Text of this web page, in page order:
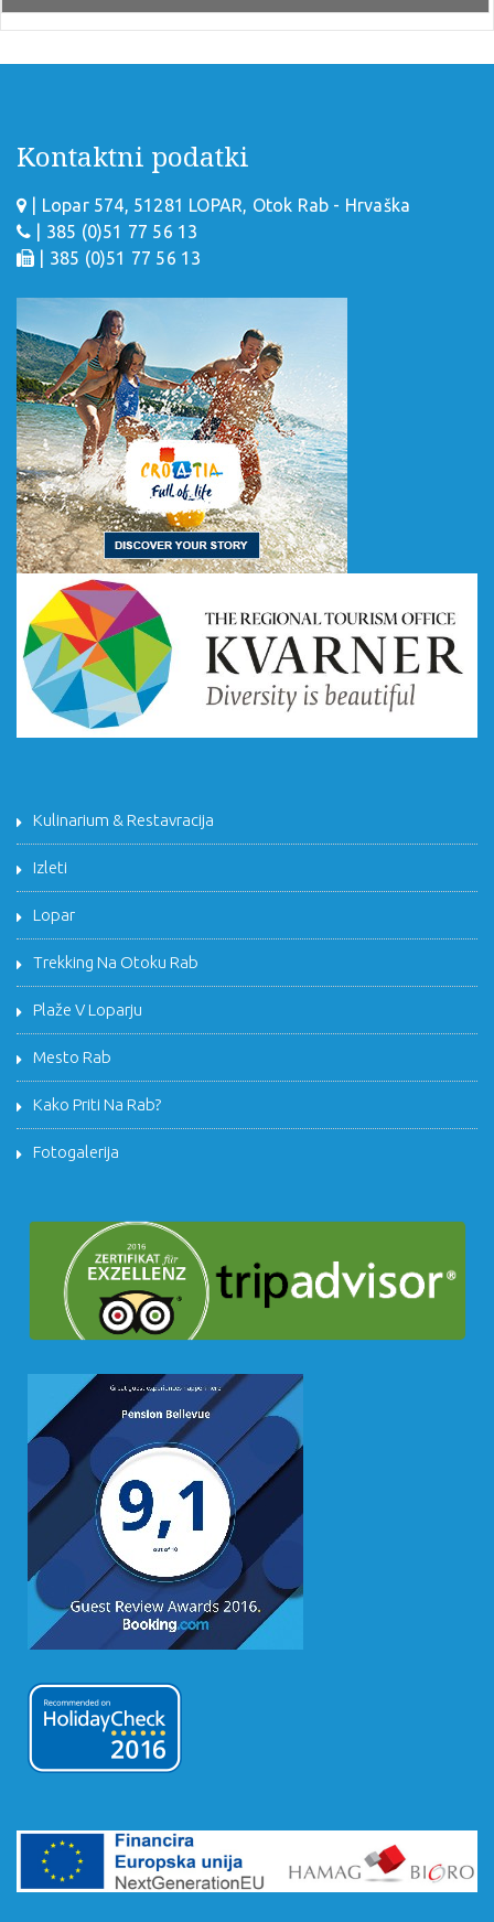
Kontaktni podatki
| Lopar 574, 51281 LOPAR, Otok Rab - Hrvaška
| 385 (0)51 77 56 13
| 385 (0)51 77 56 13
Kulinarium & Restavracija
Izleti
Lopar
Trekking Na Otoku Rab
Plaže V Loparju
Mesto Rab
Kako Priti Na Rab?
Fotogalerija